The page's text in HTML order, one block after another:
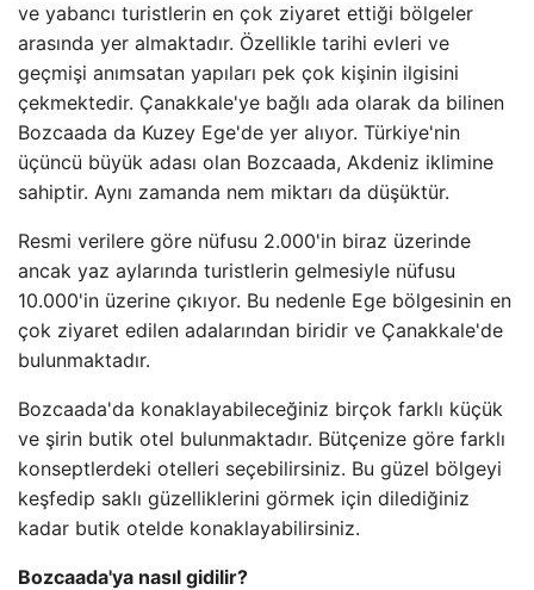
ve yabancı turistlerin en çok ziyaret ettiği bölgeler
arasında yer almaktadır. Özellikle tarihi evleri ve
geçmişi anımsatan yapıları pek çok kişinin ilgisini
çekmektedir. Çanakkale'ye bağlı ada olarak da bilinen
Bozcaada da Kuzey Ege'de yer alıyor. Türkiye'nin
üçüncü büyük adası olan Bozcaada, Akdeniz iklimine
sahiptir. Aynı zamanda nem miktarı da düşüktür.
Resmi verilere göre nüfusu 2.000'in biraz üzerinde
ancak yaz aylarında turistlerin gelmesiyle nüfusu
10.000'in üzerine çıkıyor. Bu nedenle Ege bölgesinin en
çok ziyaret edilen adalarından biridir ve Çanakkale'de
bulunmaktadır.
Bozcaada'da konaklayabileceğiniz birçok farklı küçük
ve şirin butik otel bulunmaktadır. Bütçenize göre farklı
konseptlerdeki otelleri seçebilirsiniz. Bu güzel bölgeyi
keşfedip saklı güzelliklerini görmek için dilediğiniz
kadar butik otelde konaklayabilirsiniz.
Bozcaada'ya nasıl gidilir?